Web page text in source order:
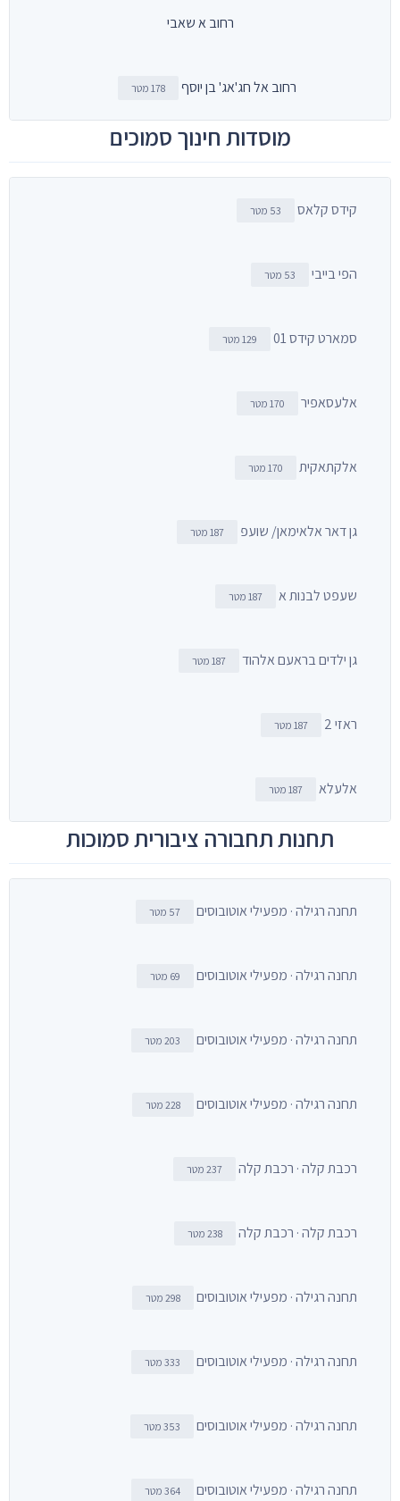
רחוב א שאבי
רחוב אל חג'אג' בן יוסף 178 מטר
מוסדות חינוך סמוכים
קידס קלאס 53 מטר
הפי בייבי 53 מטר
סמארט קידס 01 129 מטר
אלעסאפיר 170 מטר
אלקתאקית 170 מטר
גן דאר אלאימאן/ שועפ 187 מטר
שעפט לבנות א 187 מטר
גן ילדים בראעם אלהוד 187 מטר
ראזי 2 187 מטר
אלעלא 187 מטר
תחנות תחבורה ציבורית סמוכות
תחנה רגילה · מפעילי אוטובוסים 57 מטר
תחנה רגילה · מפעילי אוטובוסים 69 מטר
תחנה רגילה · מפעילי אוטובוסים 203 מטר
תחנה רגילה · מפעילי אוטובוסים 228 מטר
רכבת קלה · רכבת קלה 237 מטר
רכבת קלה · רכבת קלה 238 מטר
תחנה רגילה · מפעילי אוטובוסים 298 מטר
תחנה רגילה · מפעילי אוטובוסים 333 מטר
תחנה רגילה · מפעילי אוטובוסים 353 מטר
תחנה רגילה · מפעילי אוטובוסים 364 מטר